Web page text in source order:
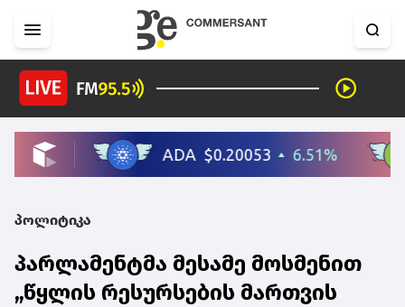
პოლიტიკა
პარლამენტმა მესამე მოსმენით
„წყლის რესურსების მართვის